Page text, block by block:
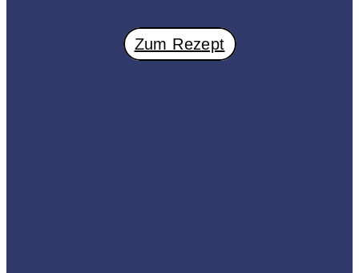
Zum Rezept